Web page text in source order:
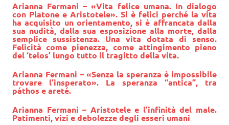
Arianna Fermani – «Vita felice umana. In dialogo
con Platone e Aristotele». Si è felici perché la vita
ha acquisito un orientamento, si è affrancata dalla
sua nudità, dalla sua esposizione alla morte, dalla
semplice sussistenza. Una vita dotata di senso.
Felicità come pienezza, come attingimento pieno
del ‘telos’ lungo tutto il tragitto della vita.
Arianna Fermani – «Senza la speranza è impossibile
trovare l’insperato». La speranza “antica”, tra
páthos e areté.
Arianna Fermani – Aristotele e l’infinità del male.
Patimenti, vizi e debolezze degli esseri umani